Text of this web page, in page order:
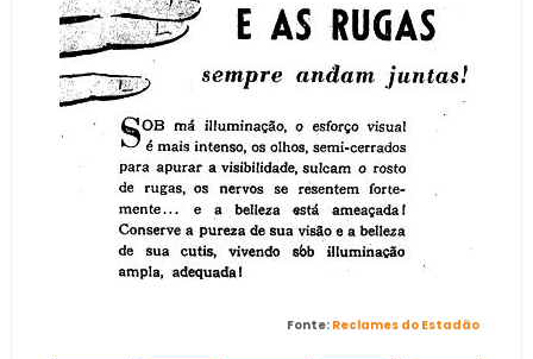
Fonte: Reclames do Estadão